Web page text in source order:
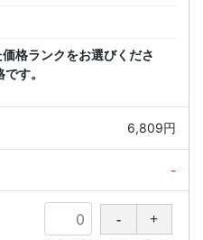
格ランクをお選びくださ
す。
6,809円
-